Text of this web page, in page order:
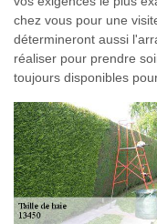
chez vous pour une
détermineront aussi
réaliser pour prendre
toujours disponibles